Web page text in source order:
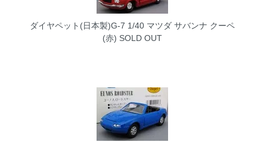
ダイヤペット(日本製)G-7 1/40 マツダ サバンナ クーペ
(赤) SOLD OUT